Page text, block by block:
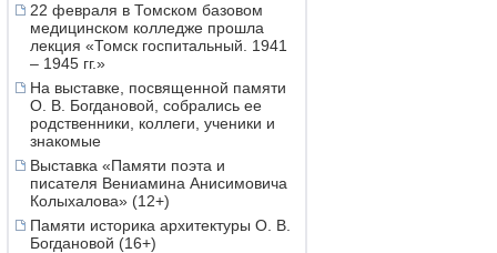
22 февраля в Томском базовом
медицинском колледже прошла
лекция «Томск госпитальный. 1941
– 1945 гг.»
На выставке, посвященной памяти
О. В. Богдановой, собрались ее
родственники, коллеги, ученики и
знакомые
Выставка «Памяти поэта и
писателя Вениамина Анисимовича
Колыхалова» (12+)
Памяти историка архитектуры О. В.
Богдановой (16+)